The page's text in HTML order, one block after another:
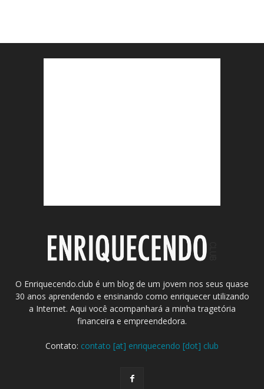
O Enriquecendo.club é um blog de um jovem nos seus quase
30 anos aprendendo e ensinando como enriquecer utilizando
a Internet. Aqui você acompanhará a minha tragetória
financeira e empreendedora.
Contato: contato [at] enriquecendo [dot] club